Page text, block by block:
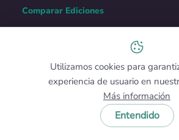
Comparar Ediciones
Enterprise
Utilizamos cookies para
experiencia de usuario en
Más información
Entendido